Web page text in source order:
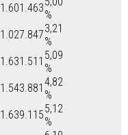
1.601.463
%
1.027.8473,21
%
1.631.511 5,09
%
1.543.881 4,82
%
1.639.1155,12
%